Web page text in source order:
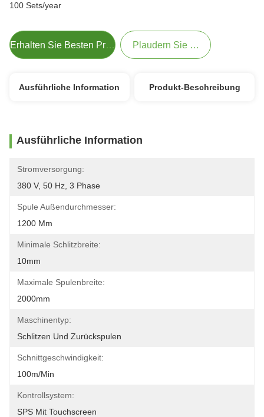
100 Sets/year
Erhalten Sie Besten Preis Plaudern Sie Jetzt
Ausführliche Information Produkt-Beschreibung
Ausführliche Information
Stromversorgung:
380 V, 50 Hz, 3 Phase
Spule Außendurchmesser:
1200 Mm
Minimale Schlitzbreite:
10mm
Maximale Spulenbreite:
2000mm
Maschinentyp:
Schlitzen Und Zurückspulen
Schnittgeschwindigkeit:
100m/min
Kontrollsystem:
SPS Mit Touchscreen